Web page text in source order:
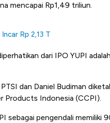
mencapai Rp1,49 triliun.
Rp 2,13 T
dari IPO YUPI
dan Daniel Budiman
Products Indonesia (CCPI).
sebagai pengendali memiliki